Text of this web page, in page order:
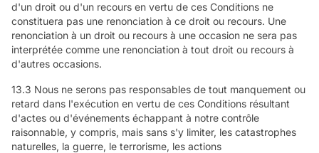
d'un droit ou d'un recours en vertu de ces Conditions ne
constituera pas une renonciation à ce droit ou recours. Une
renonciation à un droit ou recours à une occasion ne sera pas
interprétée comme une renonciation à tout droit ou recours à
d'autres occasions.
13.3 Nous ne serons pas responsables de tout manquement ou
retard dans l'exécution en vertu de ces Conditions résultant
d'actes ou d'événements échappant à notre contrôle
raisonnable, y compris, mais sans s'y limiter, les catastrophes
naturelles, la guerre, le terrorisme, les actions